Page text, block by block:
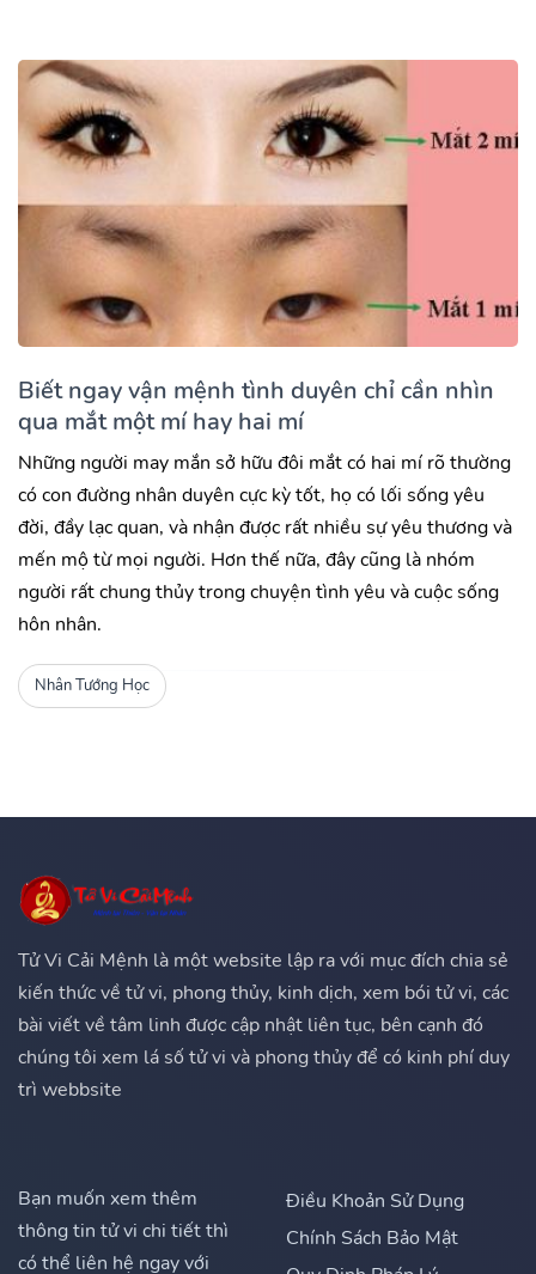
Biết ngay vận mệnh tình duyên chỉ cần nhìn
qua mắt một mí hay hai mí
Những người may mắn sở hữu đôi mắt có hai mí rõ thường
có con đường nhân duyên cực kỳ tốt, họ có lối sống yêu
đời, đầy lạc quan, và nhận được rất nhiều sự yêu thương và
mến mộ từ mọi người. Hơn thế nữa, đây cũng là nhóm
người rất chung thủy trong chuyện tình yêu và cuộc sống
hôn nhân.
Nhân Tướng Học
Tử Vi Cải Mệnh là một website lập ra với mục đích chia sẻ
kiến thức về tử vi, phong thủy, kinh dịch, xem bói tử vi, các
bài viết về tâm linh được cập nhật liên tục, bên cạnh đó
chúng tôi xem lá số tử vi và phong thủy để có kinh phí duy
trì webbsite
Bạn muốn xem thêm
thông tin tử vi chi tiết thì
có thể liên hệ ngay với
Điều Khoản Sử Dụng
Chính Sách Bảo Mật